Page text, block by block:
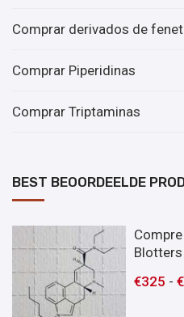
Comprar derivados de
Comprar Piperidinas
Comprar Triptaminas
BEST BEOORDEELDE
€325 -€